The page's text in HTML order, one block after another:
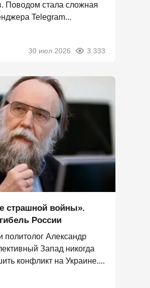
Поводом стала сложная
Telegram...
30 июл 2026 3 333
страшной войны».
России
политолог Александр
Запад никогда
конфликт на Украине....